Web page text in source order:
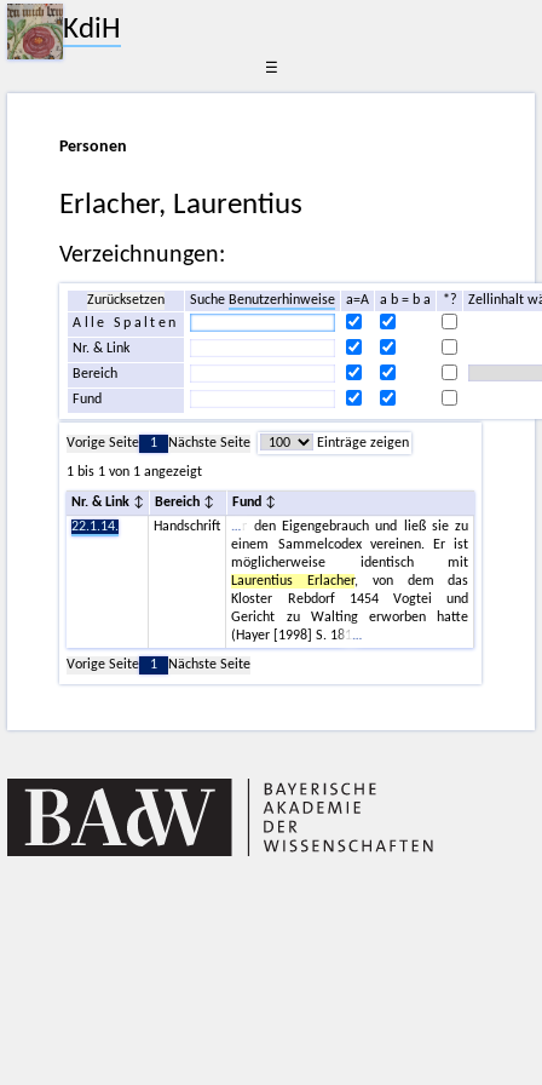
KdiH
☰
Personen
Erlacher, Laurentius
Verzeichnungen:
Zurücksetzen SucheBenutzerhinweise a=A a b = b a *?
Zellinhalt
Alle Spalten
Nr. & Link
Bereich
Fund
Vorige Seite 1 Nächste Seite
Einträge zeigen
1 bis 1 von 1 angezeigt
Nr. & Link Bereich
Fund
22.1.14.
Handschrift
r den Eigengebrauch und ließ sie zu
einem Sammelcodex vereinen. Er ist
möglicherweise identisch mit
Laurentius Erlacher, von dem das
Kloster Rebdorf 1454 Vogtei und
Gericht zu Walting erworben hatte
(Hayer [1998] S. 181
Vorige Seite
1 Nächste Seite